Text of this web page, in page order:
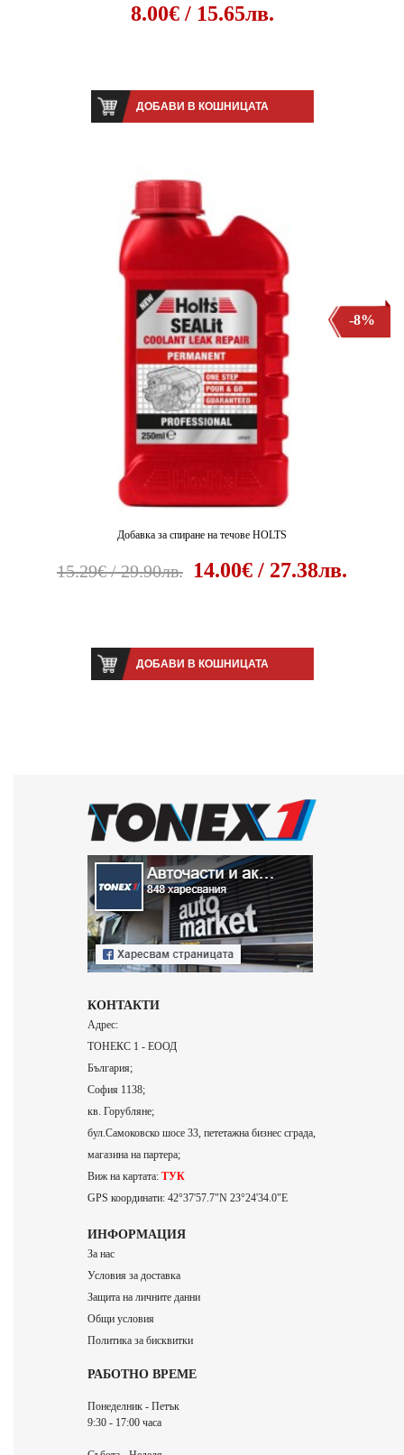
8.00€ / 15.65лв.
ДОБАВИ В КОШНИЦАТА
Добавка за спиране на течове HOLTS
15.29€ / 29.90лв. 14.00€ / 27.38лв.
-8%
ДОБАВИ В КОШНИЦАТА
КОНТАКТИ
Адрес:
ТОНЕКС 1 - ЕООД
България;
София 1138;
кв. Горубляне;
бул.Самоковско шосе 33, пететажна бизнес сграда,
магазина на партера;
Виж на картата: ТУК
GPS координати: 42°37'57.7"N 23°24'34.0"E
ИНФОРМАЦИЯ
За нас
Условия за доставка
Защита на личните данни
Общи условия
Политика за бисквитки
РАБОТНО ВРЕМЕ
Понеделник - Петък
9:30 - 17:00 часа